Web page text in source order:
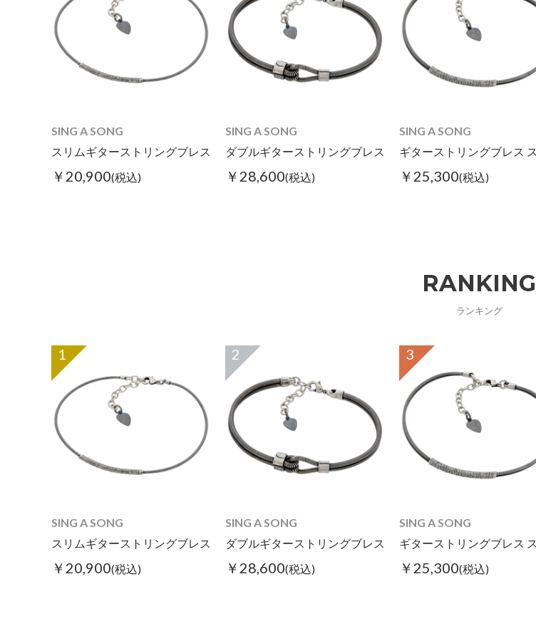
SING A SONG
スリムギターストリングブレス
￥20,900(税込)
SING A SONG
ダブルギターストリングブレス
￥28,600(税込)
SING A SONG
￥25,300(税込)
RANKING
ランキング
1
SING A SONG
スリムギターストリングブレス
￥20,900(税込)
2
SING A SONG
ダブルギターストリングブレス
￥28,600(税込)
3
SING A SONG
￥25,300(税込)